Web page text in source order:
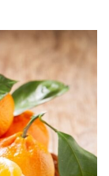
आफ्नो